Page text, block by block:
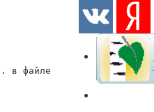
в файле